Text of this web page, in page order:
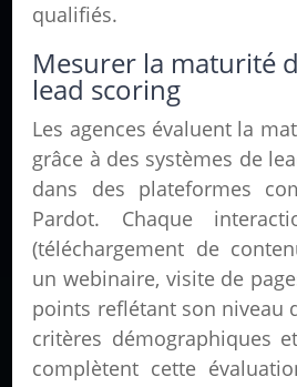
qualifiés.
Mesurer la maturité
lead scoring
Les agences évaluent la
grâce à des systèmes de
dans des plateformes
Pardot. Chaque
(téléchargement de
un webinaire, visite de
points reflétant son niveau
critères démographiques
complètent cette